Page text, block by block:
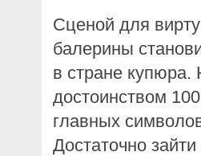
Сценой для
балерины
в стране купюра.
достоинством
главных
Достаточно